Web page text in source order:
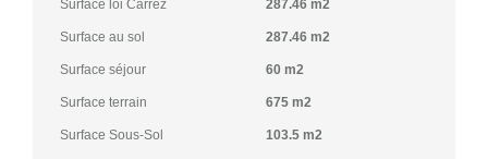
Surface loi Carrez 287.46 m2
Surface au sol 287.46 m2
Surface séjour 60 m2
Surface terrain 675 m2
Surface Sous-Sol 103.5 m2